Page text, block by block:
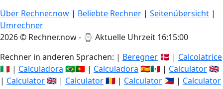
Über Rechner.now | Beliebte Rechner | Seitenübersicht |
Umrechner
2026 © Rechner.now - ⌚ Aktuelle Uhrzeit 16:15:00
Rechner in anderen Sprachen: | Beregner 🇩🇰 | Calcolatrice
🇮🇹 | Calculadora 🇧🇷🇵🇹 | Calculadora 🇪🇸🇲🇽 | Calculator🇬🇧
| Calculator🇬🇧 | Calculator🇷🇴 | Calculator 🇵🇭 | Calculator